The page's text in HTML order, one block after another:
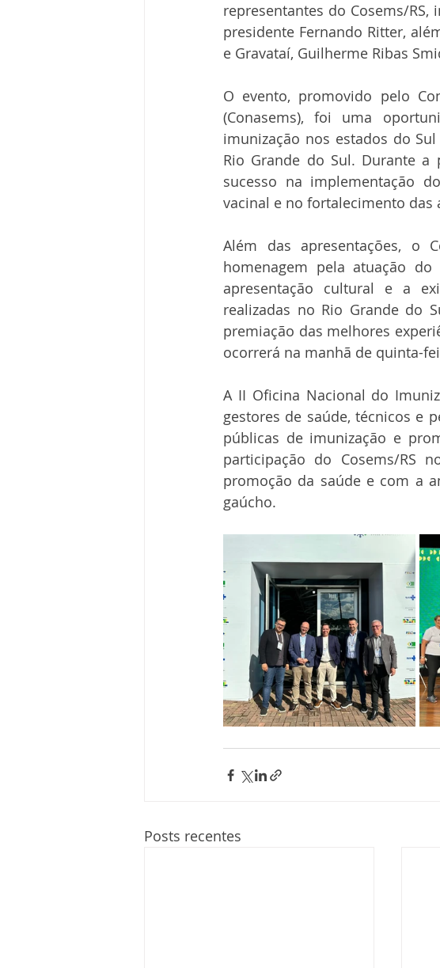
representantes do Cosems/
presidente Fernando Ritter,
e Gravataí, Guilherme Ribas
O evento, promovido pelo
(Conasems), foi uma
imunização nos estados do
Rio Grande do Sul. Durante a
sucesso na implementação
vacinal e no fortalecimento
Além das apresentações, o
homenagem pela atuação
apresentação cultural e a
realizadas no Rio Grande do
premiação das melhores
ocorrerá na manhã de quinta-
A II Oficina Nacional do
gestores de saúde, técnicos e
públicas de imunização e
participação do Cosems/RS
promoção da saúde e com a
gaúcho.
Posts recentes